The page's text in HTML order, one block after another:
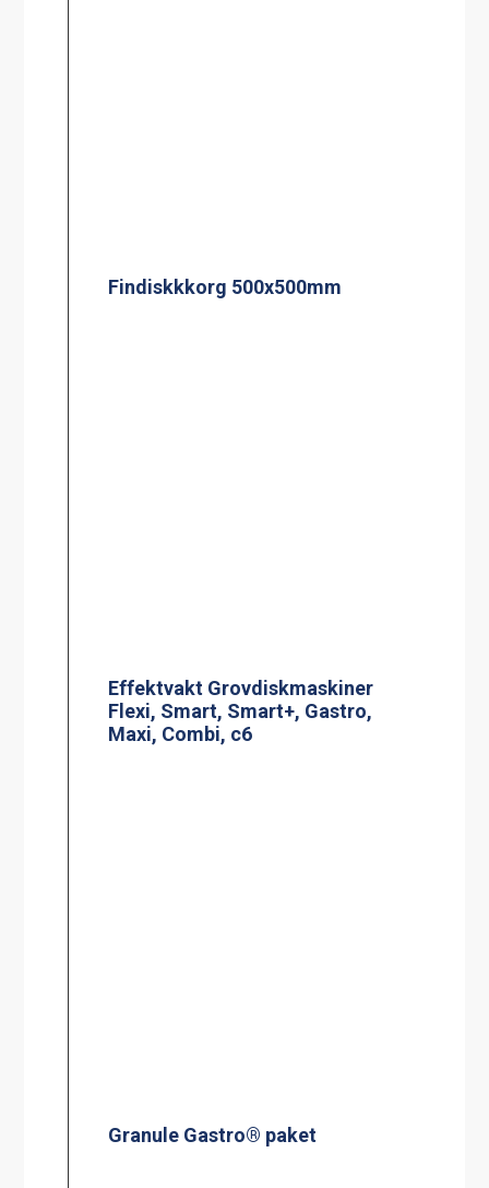
Findiskkkorg 500x500mm
Effektvakt Grovdiskmaskiner
Flexi, Smart, Smart+, Gastro,
Maxi, Combi, c6
Granule Gastro® paket